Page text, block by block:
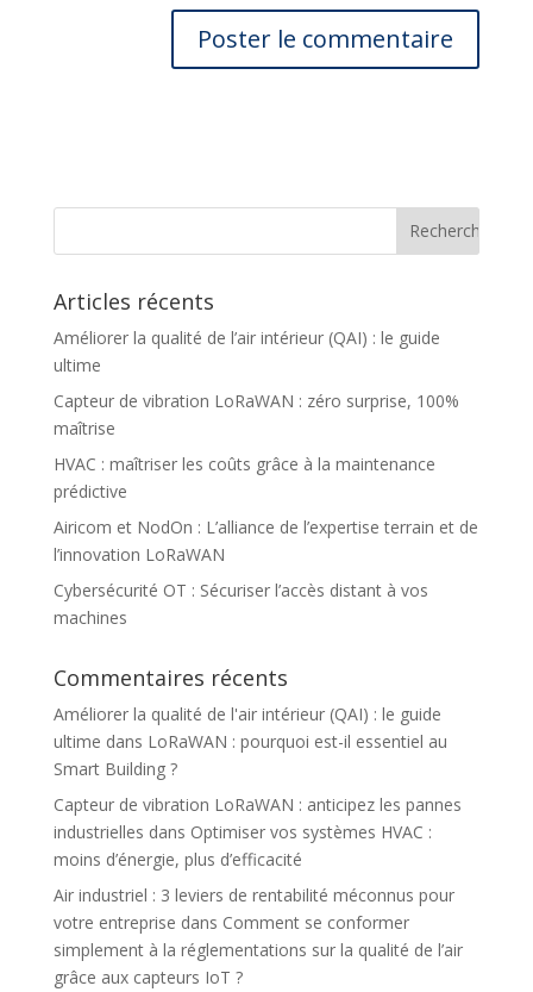
Articles récents
Améliorer la qualité de l’air intérieur (QAI) : le guide
ultime
Capteur de vibration LoRaWAN : zéro surprise, 100%
maîtrise
HVAC : maîtriser les coûts grâce à la maintenance
prédictive
Airicom et NodOn : L’alliance de l’expertise terrain et de
l’innovation LoRaWAN
Cybersécurité OT : Sécuriser l’accès distant à vos
machines
Commentaires récents
Améliorer la qualité de l'air intérieur (QAI) : le guide
ultime dans LoRaWAN : pourquoi est-il essentiel au
Smart Building ?
Capteur de vibration LoRaWAN : anticipez les pannes
industrielles dans Optimiser vos systèmes HVAC :
moins d’énergie, plus d’efficacité
Air industriel : 3 leviers de rentabilité méconnus pour
votre entreprise dans Comment se conformer
simplement à la réglementations sur la qualité de l’air
grâce aux capteurs IoT ?